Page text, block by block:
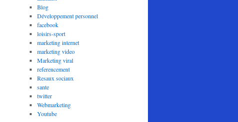
Blog
Développement personnel
facebook
loisirs-sport
marketing internet
marketing video
Marketing viral
referencement
Resaux sociaux
sante
twitter
Webmarketing
Youtube